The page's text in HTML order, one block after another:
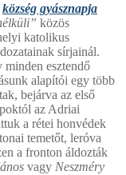
község gyásznapja
közös
katolikus
sírjainál.
esztendő
alapítói egy több
bejárva az első
az Adriai
a rétei honvédek
temetőt, leróva
a fronton áldozták
vagy Neszméry